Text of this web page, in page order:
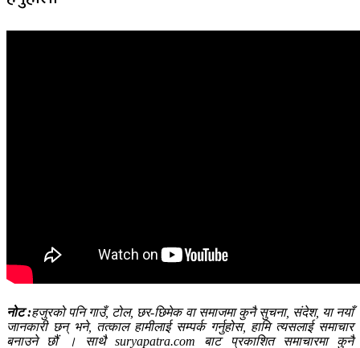
नोट :हजुरको पनि गाउँ, टोल, छर-छिमेक वा समाजमा कुनै सुचना, संदेश, या नयाँ
जानकारी छन् भने, तत्काल हामीलाई सम्पर्क गर्नुहोस, हामि त्यसलाई समाचार
बनाउने छौं । साथै suryapatra.com बाट प्रकाशित समाचारमा कुनै